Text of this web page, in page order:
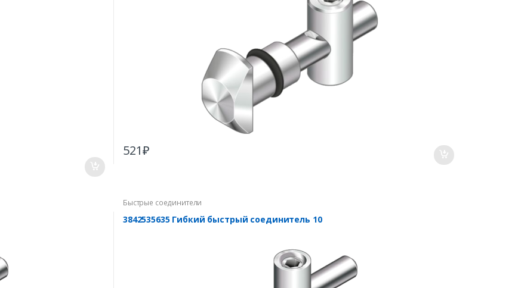
521₽
Быстрые соединители
3842535635 Гибкий быстрый соединитель 10